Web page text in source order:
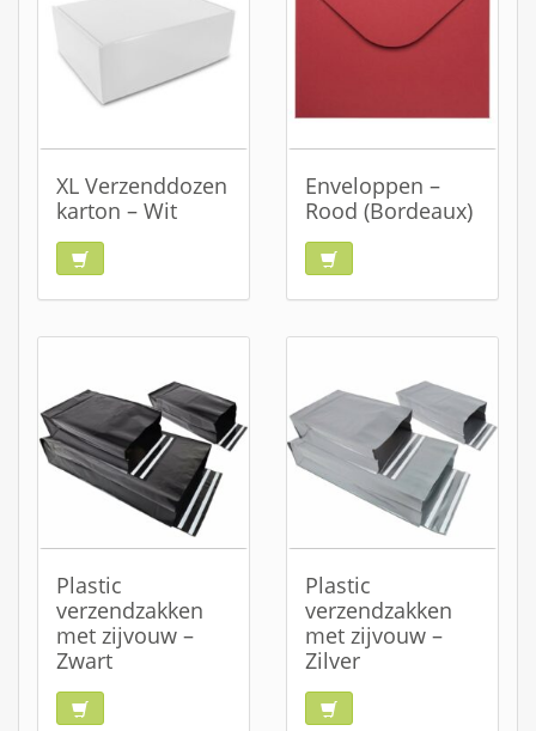
XL Verzenddozen
karton – Wit
Enveloppen –
Rood (Bordeaux)
Plastic
verzendzakken
met zijvouw –
Zwart
Plastic
verzendzakken
met zijvouw –
Zilver